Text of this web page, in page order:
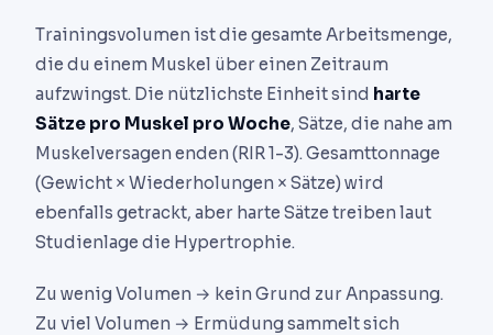
Trainingsvolumen ist die gesamte Arbeitsmenge,
die du einem Muskel über einen Zeitraum
aufzwingst. Die nützlichste Einheit sind harte
Sätze pro Muskel pro Woche, Sätze, die nahe am
Muskelversagen enden (RIR 1-3). Gesamttonnage
(Gewicht × Wiederholungen × Sätze) wird
ebenfalls getrackt, aber harte Sätze treiben laut
Studienlage die Hypertrophie.
Zu wenig Volumen → kein Grund zur Anpassung.
Zu viel Volumen → Ermüdung sammelt sich